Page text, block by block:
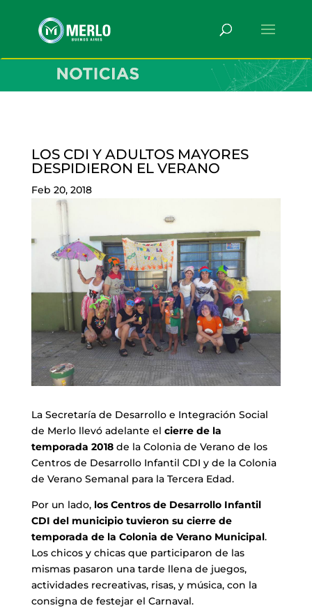
LOS CDI Y ADULTOS MAYORES
DESPIDIERON EL VERANO
Feb 20, 2018
La Secretaría de Desarrollo e Integración Social
de Merlo llevó adelante el cierre de la
temporada 2018de la Colonia de Verano de los
Centros de Desarrollo Infantil CDI y de la Colonia
de Verano Semanal para la Tercera Edad.
Por un lado, los Centros de Desarrollo Infantil
CDI del municipio tuvieron su cierre de
temporada de la Colonia de Verano Municipal.
Los chicos y chicas que participaron de las
mismas pasaron una tarde llena de juegos,
actividades recreativas, risas, y música, con la
consigna de festejar el Carnaval.